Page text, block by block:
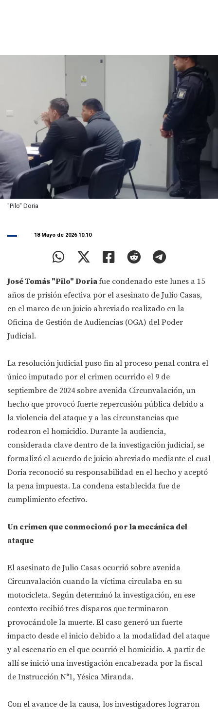
"Pilo" Doria
18 Mayo de 2026 10.10
José Tomás "Pilo" Doriafue condenado este lunes a 15
años de prisión efectiva por el asesinato de Julio Casas,
en el marco de un juicio abreviado realizado en la
Oficina de Gestión de Audiencias (OGA) del Poder
Judicial.
La resolución judicial puso fin al proceso penal contra el
único imputado por el crimen ocurrido el 9 de
septiembre de 2024 sobre avenida Circunvalación, un
hecho que provocó fuerte repercusión pública debido a
la violencia del ataque y a las circunstancias que
rodearon el homicidio. Durante la audiencia,
considerada clave dentro de la investigación judicial, se
formalizó el acuerdo de juicio abreviado mediante el cual
Doria reconoció su responsabilidad en el hecho y aceptó
la pena impuesta. La condena establecida fue de
cumplimiento efectivo.
Un crimen que conmocionó por la mecánica del
ataque
El asesinato de Julio Casas ocurrió sobre avenida
Circunvalación cuando la víctima circulaba en su
motocicleta. Según determinó la investigación, en ese
contexto recibió tres disparos que terminaron
provocándole la muerte. El caso generó un fuerte
impacto desde el inicio debido a la modalidad del ataque
y al escenario en el que ocurrió el homicidio. A partir de
allí se inició una investigación encabezada por la fiscal
de Instrucción N°1, Yésica Miranda.
Con el avance de la causa, los investigadores lograron